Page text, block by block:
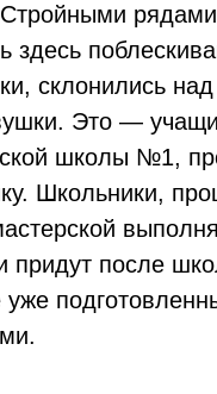
рядами
здесь
склонились
Это —
школы №1,
Школьники,
придут после
уже